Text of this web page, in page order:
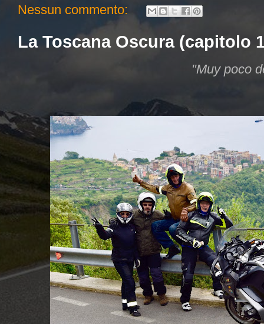
Nessun commento:
La Toscana Oscura (capitolo
"Muy poco